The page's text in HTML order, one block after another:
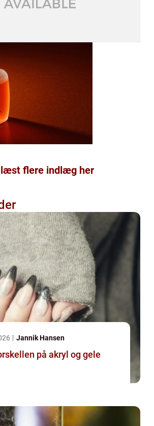
læst flere indlæg her
Jannik Hansen
på akryl og gele